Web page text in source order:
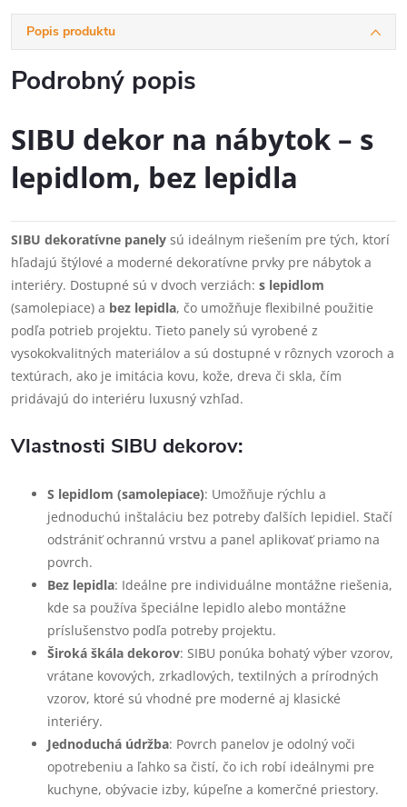
Popis produktu
Podrobný popis
SIBU dekor na nábytok – s
lepidlom, bez lepidla
SIBU dekoratívne panely sú ideálnym riešením pre tých, ktorí
hľadajú štýlové a moderné dekoratívne prvky pre nábytok a
interiéry. Dostupné sú v dvoch verziách: s lepidlom
(samolepiace) a bez lepidla, čo umožňuje flexibilné použitie
podľa potrieb projektu. Tieto panely sú vyrobené z
vysokokvalitných materiálov a sú dostupné v rôznych vzoroch a
textúrach, ako je imitácia kovu, kože, dreva či skla, čím
pridávajú do interiéru luxusný vzhľad.
Vlastnosti SIBU dekorov:
S lepidlom (samolepiace): Umožňuje rýchlu a
jednoduchú inštaláciu bez potreby ďalších lepidiel. Stačí
odstrániť ochrannú vrstvu a panel aplikovať priamo na
povrch.
Bez lepidla: Ideálne pre individuálne montážne riešenia,
kde sa používa špeciálne lepidlo alebo montážne
príslušenstvo podľa potreby projektu.
Široká škála dekorov: SIBU ponúka bohatý výber vzorov,
vrátane kovových, zrkadlových, textilných a prírodných
vzorov, ktoré sú vhodné pre moderné aj klasické
interiéry.
Jednoduchá údržba: Povrch panelov je odolný voči
opotrebeniu a ľahko sa čistí, čo ich robí ideálnymi pre
kuchyne, obývacie izby, kúpeľne a komerčné priestory.